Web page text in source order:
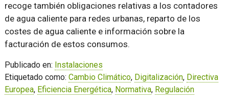
recoge también obligaciones relativas a los contadores
de agua caliente para redes urbanas, reparto de los
costes de agua caliente e información sobre la
facturación de estos consumos.
Publicado en: Instalaciones
Etiquetado como: Cambio Climático, Digitalización, Directiva
Europea, Eficiencia Energética, Normativa, Regulación